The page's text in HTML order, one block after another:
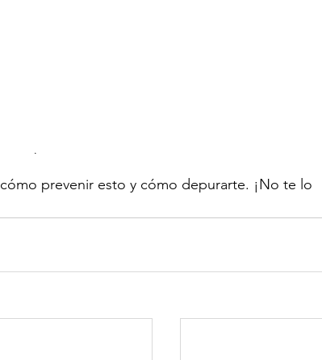
.
prevenir esto y cómo depurarte. ¡No te lo